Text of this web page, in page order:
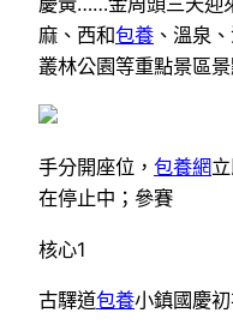
麻、西和包養 、溫泉
叢林公園等重點景區
手分開座位， 包養網
在停止中；參賽
核心1
古驛道包養小鎮國慶